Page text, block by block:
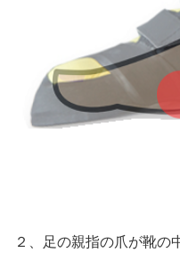
２、足の親指の爪が靴の